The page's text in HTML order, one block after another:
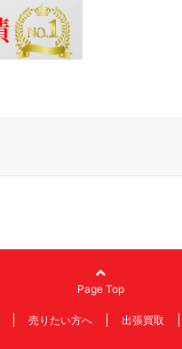
Page Top
売りたい方へ 出張買取